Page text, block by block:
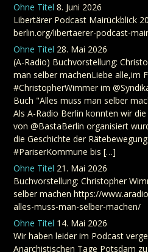
Ohne Titel 8. Juni 2026
Libertärer Podcast Mairückblick
berlin.org/libertaerer-podcast-
Ohne Titel 28. Mai 2026
(A-Radio) Buchvorstellung:
man selber machenLiebe alle,im
#ChristopherWimmer im
Buch "Alles muss man selber
Als A-Radio Berlin konnten wir
von @BastaBerlin organisiert
die Geschichte der
#PariserKommune bis […]
Ohne Titel 21. Mai 2026
Buchvorstellung: Christopher
selber machen https://
alles-muss-man-selber-machen/
Ohne Titel 14. Mai 2026
Wir haben leider im Podcast
Anarchistischen Tage Potsdam